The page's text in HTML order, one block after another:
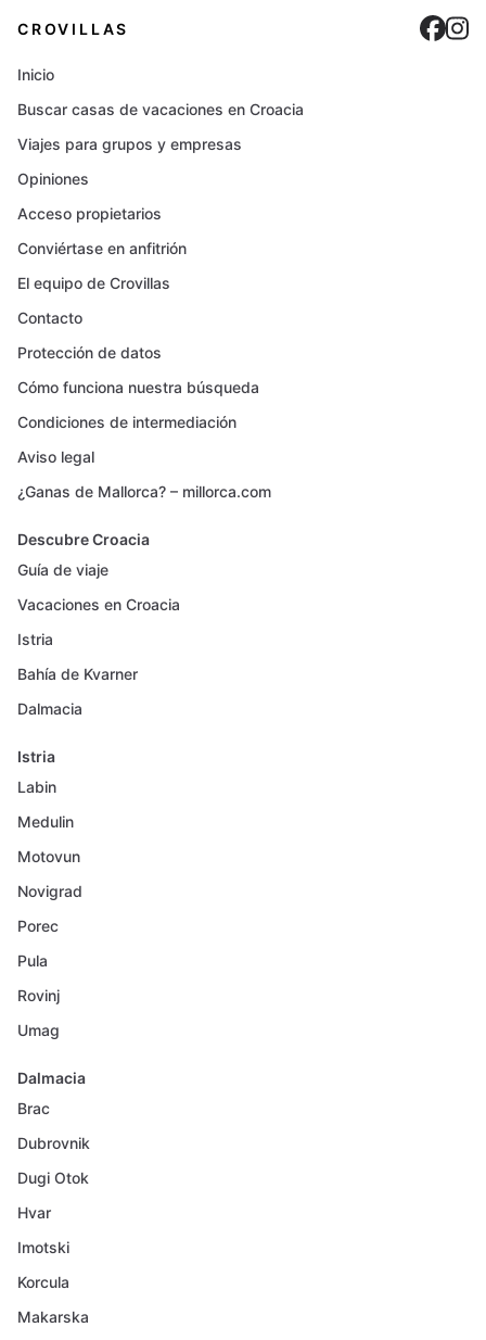
CROVILLAS
Inicio
Buscar casas de vacaciones en Croacia
Viajes para grupos y empresas
Opiniones
Acceso propietarios
Conviértase en anfitrión
El equipo de Crovillas
Contacto
Protección de datos
Cómo funciona nuestra búsqueda
Condiciones de intermediación
Aviso legal
¿Ganas de Mallorca? – millorca.com
Descubre Croacia
Guía de viaje
Vacaciones en Croacia
Istria
Bahía de Kvarner
Dalmacia
Istria
Labin
Medulin
Motovun
Novigrad
Porec
Pula
Rovinj
Umag
Dalmacia
Brac
Dubrovnik
Dugi Otok
Hvar
Imotski
Korcula
Makarska